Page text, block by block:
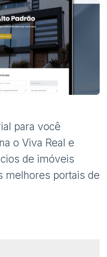
para você
o Viva Real e
de imóveis
melhores portais de